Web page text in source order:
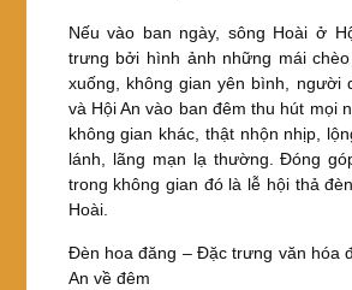
Nếu vào ban ngày, sông Hoài ở
trưng bởi hình ảnh những mái
xuống, không gian yên bình, người
và Hội An vào ban đêm thu hút mọi
không gian khác, thật nhộn nhịp,
lánh, lãng mạn lạ thường. Đóng
trong không gian đó là lễ hội thả
Hoài.
Đèn hoa đăng – Đặc trưng văn hóa
An về đêm